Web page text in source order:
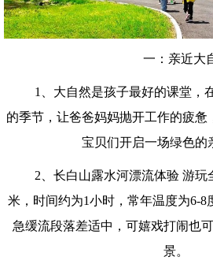
一：亲近大
1、大自然是孩子最好的课堂，
的季节，让爸爸妈妈抛开工作的疲
宝贝们开启一场绿色的
2、长白山露水河漂流体验 游玩
米，时间约为1小时，常年温度为6-8
急缓流段落差适中，可嬉戏打闹也
景。